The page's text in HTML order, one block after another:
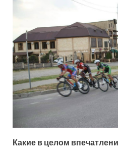
Какие в целом